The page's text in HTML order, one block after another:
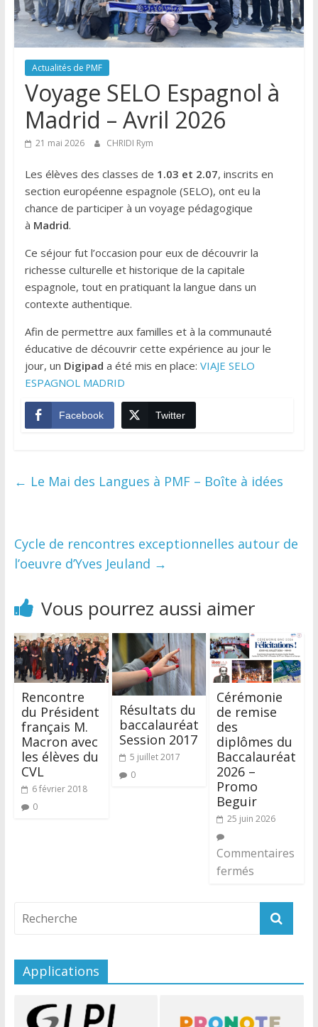
Actualités de PMF
Voyage SELO Espagnol à
Madrid – Avril 2026
21 mai 2026 CHRIDI Rym
Les élèves des classes de 1.03 et 2.07, inscrits en
section européenne espagnole (SELO), ont eu la
chance de participer à un voyage pédagogique
à Madrid.
Ce séjour fut l’occasion pour eux de découvrir la
richesse culturelle et historique de la capitale
espagnole, tout en pratiquant la langue dans un
contexte authentique.
Afin de permettre aux familles et à la communauté
éducative de découvrir cette expérience au jour le
jour, un Digipad a été mis en place: VIAJE SELO
ESPAGNOL MADRID
Facebook Twitter
← Le Mai des Langues à PMF – Boîte à idées
Cycle de rencontres exceptionnelles autour de
l’oeuvre d’Yves Jeuland →
Vous pourrez aussi aimer
Rencontre
du Président
français M.
Macron avec
les élèves du
CVL
6 février 2018
0
Résultats du
baccalauréat
Session 2017
5 juillet 2017
0
Cérémonie
de remise
des
diplômes du
Baccalauréat
2026 –
Promo
Beguir
25 juin 2026
Commentaires
fermés
Applications